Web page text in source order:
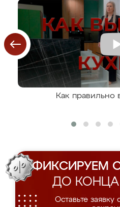
Как правильно
ФИКСИРУЕМ
ДО КОНЦА
Оставьте заявку